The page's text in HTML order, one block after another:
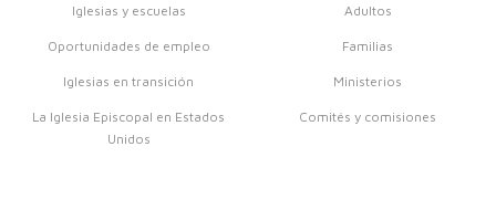
Iglesias y escuelas
Oportunidades de empleo
Iglesias en transición
La Iglesia Episcopal en Estados
Unidos
Adultos
Familias
Ministerios
Comités y comisiones